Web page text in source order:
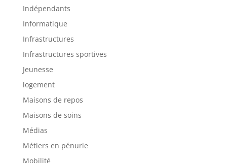
Indépendants
Informatique
Infrastructures
Infrastructures sportives
Jeunesse
logement
Maisons de repos
Maisons de soins
Médias
Métiers en pénurie
Mobilité